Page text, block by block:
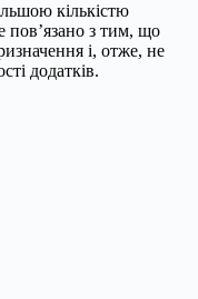
кількістю
пов’язано з тим, що
і, отже, не
додатків.